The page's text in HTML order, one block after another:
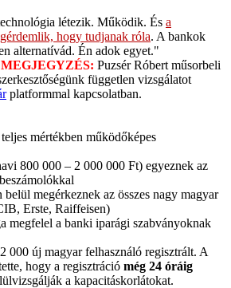
létezik. Működik. És a
hogy tudjanak róla. A bankok
alternatívád. Én adok egyet."
Puzsér Róbert műsorbeli
független vizsgálatot
platformmal kapcsolatban.
mértékben működőképes
800 000 – 2 000 000 Ft) egyeznek az
megérkeznek az összes nagy magyar
Erste, Raiffeisen)
megfelel a banki iparági szabványoknak
000 új magyar felhasználó regisztrált. A
hogy a regisztráció még 24 óráig
a kapacitáskorlátokat.